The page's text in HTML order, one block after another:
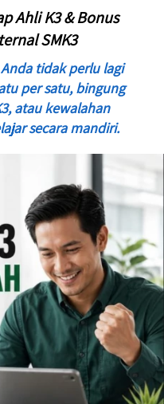
Ahli K3 & Bonus
SMK3
tidak perlu lagi
per satu, bingung
atau kewalahan
secara mandiri.